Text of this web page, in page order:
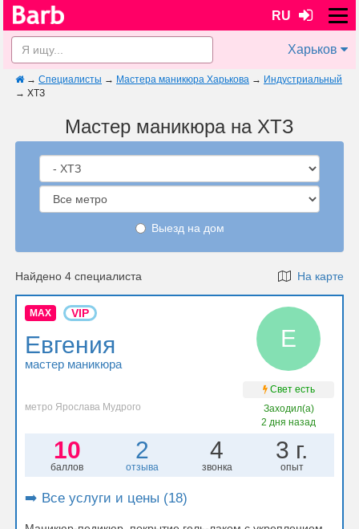
RU
Харьков
→ Специалисты → Мастера маникюра Харькова → Индустриальный
→ ХТЗ
Мастер маникюра на ХТЗ
Выезд на дом
Найдено 4 специалиста На карте
MAX VIP
Евгения
мастер маникюра
Е
Свет есть
метро Ярослава Мудрого
Заходил(а)
2 дня назад
10
баллов
2
отзыва
4
звонка
3 г.
опыт
➡️ Все услуги и цены (18)